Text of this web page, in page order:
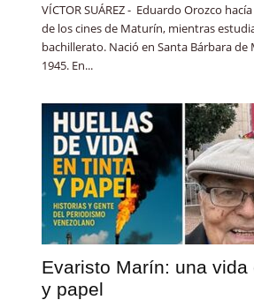
VÍCTOR SUÁREZ - Eduardo Orozco
de los cines de Maturín, mientras
bachillerato. Nació en Santa Bárbara de
1945. En...
Evaristo Marín: una vida
y papel